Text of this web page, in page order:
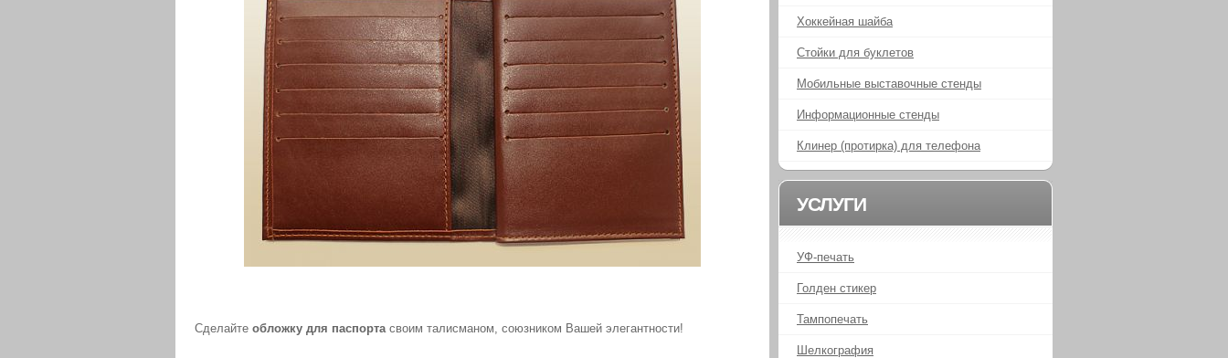
Сделайте обложку для паспорта своим талисманом, союзником Вашей элегантности!
Хоккейная шайба
Стойки для буклетов
Мобильные выставочные стенды
Информационные стенды
Клинер (протирка) для телефона
УСЛУГИ
УФ-печать
Голден стикер
Тампопечать
Шелкография